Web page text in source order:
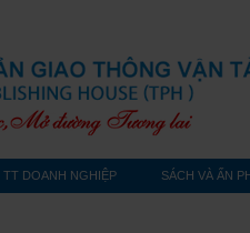
TT DOANH NGHIỆP SÁCH VÀ ẤN